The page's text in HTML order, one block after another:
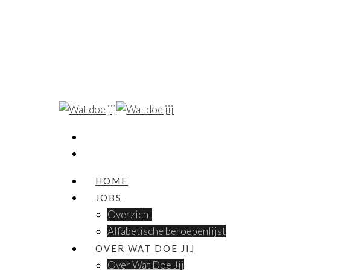
HOME
JOBS
Overzicht
Alfabetische beroepenlijst
OVER WAT DOE JIJ
Over Wat Doe Jij